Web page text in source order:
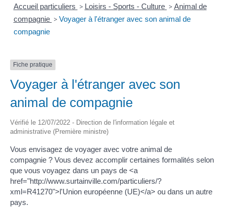
Accueil particuliers > Loisirs - Sports - Culture > Animal de
compagnie > Voyager à l'étranger avec son animal de
compagnie
Fiche pratique
Voyager à l'étranger avec son
animal de compagnie
Vérifié le 12/07/2022 - Direction de l'information légale et
administrative (Première ministre)
Vous envisagez de voyager avec votre animal de
compagnie ? Vous devez accomplir certaines formalités selon
que vous voyagez dans un pays de <a
href="http://www.surtainville.com/particuliers/?
xml=R41270">l'Union européenne (UE)</a> ou dans un autre
pays.